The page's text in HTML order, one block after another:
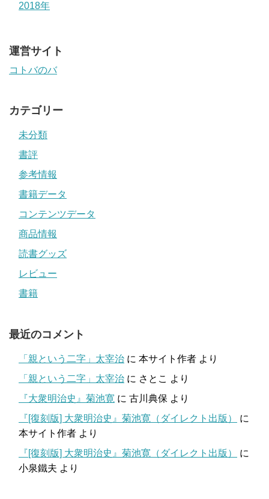
2018年
運営サイト
コトバのバ
カテゴリー
未分類
書評
参考情報
書籍データ
コンテンツデータ
商品情報
読書グッズ
レビュー
書籍
最近のコメント
「親という二字」太宰治 に 本サイト作者 より
「親という二字」太宰治 に さとこ より
『大衆明治史』菊池寛 に 古川典保 より
『[復刻版] 大衆明治史』菊池寛（ダイレクト出版）
に
本サイト作者 より
『[復刻版] 大衆明治史』菊池寛（ダイレクト出版）
に
小泉鐵夫 より